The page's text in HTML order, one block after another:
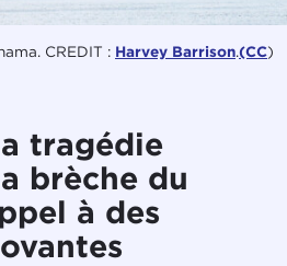
CREDIT : Harvey Barrison.(CC)
tragédie
brèche du
à des